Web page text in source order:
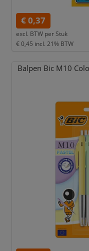
€ 0,37
excl. BTW per Stuk
€ 0,45 incl. 21% BTW
Balpen Bic M10